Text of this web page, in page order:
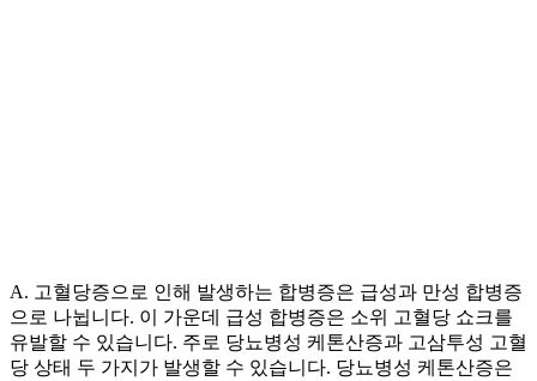
A. 고혈당증으로 인해 발생하는 합병증은 급성과 만성 합병증
으로 나뉩니다. 이 가운데 급성 합병증은 소위 고혈당 쇼크를
유발할 수 있습니다. 주로 당뇨병성 케톤산증과 고삼투성 고혈
당 상태 두 가지가 발생할 수 있습니다. 당뇨병성 케톤산증은